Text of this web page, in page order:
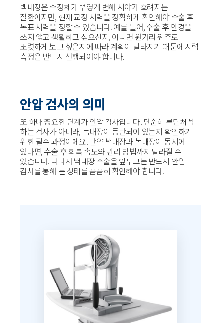
백내장은 수정체가 뿌옇게 변해 시야가 흐려지는
질환이지만, 현재 교정 시력을 정확하게 확인해야 수술 후
목표 시력을 정할 수 있습니다. 예를 들어, 수술 후 안경을
쓰지 않고 생활하고 싶으신지, 아니면 원거리 위주로
또렷하게 보고 싶은지에 따라 계획이 달라지기 때문에 시력
측정은 반드시 선행되어야 합니다.
안압 검사의 의미
또 하나 중요한 단계가 안압 검사입니다. 단순히 루틴처럼
하는 검사가 아니라, 녹내장이 동반되어 있는지 확인하기
위한 필수 과정이에요. 만약 백내장과 녹내장이 동시에
있다면, 수술 후 회복 속도와 관리 방법까지 달라질 수
있습니다. 따라서 백내장 수술을 앞두고는 반드시 안압
검사를 통해 눈 상태를 꼼꼼히 확인해야 합니다.